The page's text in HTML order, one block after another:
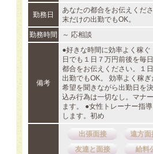
勤務日
あなたの都合をお伝えくだ
末だけの出勤でもOK。
勤務時間
～ 応相談
備考
●好きな時間に効率よく稼
日でも１日７万円前後を毎
都合をお伝えください。１
出勤でもOK。 効率よく稼
希望を聞きながら出勤日を
込み行為は一切なし。マナ
ます。 ●女性トレーナー指
します。初め
出張面接
遠方面
友達と面接
給料